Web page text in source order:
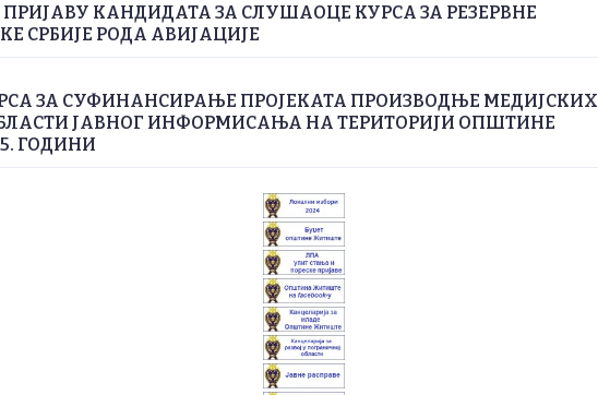
ПРИЈАВУ КАНДИДАТА ЗА СЛУШАОЦЕ КУРСА ЗА РЕЗЕРВНЕ
СРБИЈЕ РОДА АВИЈАЦИЈЕ
ЗА СУФИНАНСИРАЊЕ ПРОJЕКАТА ПРОИЗВОДЊЕ МЕДИЈСКИХ
JАВНОГ ИНФОРМИСАЊА НА ТЕРИТОРИЈИ ОПШТИНЕ
ГОДИНИ